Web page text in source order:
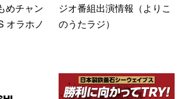
めチャン
オラホノ
ジオ番組出演情報（よりこ
のうたラジ）